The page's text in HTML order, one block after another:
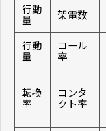
行動
量 架電数
行動
量
コール
率
転換
率
コンタ
クト率